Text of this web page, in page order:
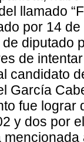
llamado
por 14
diputado
de
candidato
García
fue lograr
y dos por